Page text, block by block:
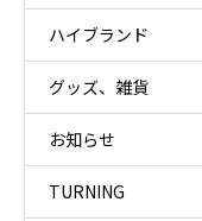
ハイブランド
グッズ、雑貨
お知らせ
TURNING